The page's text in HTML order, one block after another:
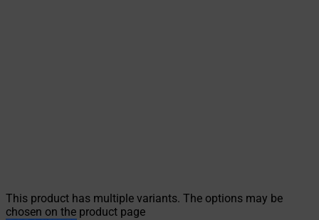
This product has multiple variants. The options may be
chosen on the product page